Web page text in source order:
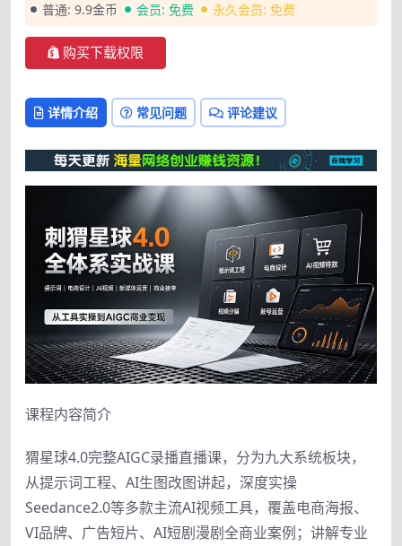
普通: 9.9金币 会员: 免费 永久会员: 免费
购买下载权限
详情介绍 常见问题 评论建议
课程内容简介
猬星球4.0完整AIGC录播直播课，分为九大系统板块，
从提示词工程、AI生图改图讲起，深度实操
Seedance2.0等多款主流AI视频工具，覆盖电商海报、
VI品牌、广告短片、AI短剧漫剧全商业案例；讲解专业